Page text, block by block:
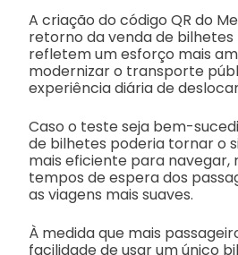
A criação do código QR do
retorno da venda de bilhetes
refletem um esforço mais
modernizar o transporte
experiência diária de
Caso o teste seja bem-
de bilhetes poderia tornar o
mais eficiente para navegar,
tempos de espera dos
as viagens mais suaves.
À medida que mais
facilidade de usar um único